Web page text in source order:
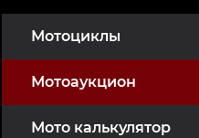
Мотоциклы
Мотоаукцион
Мото калькулятор